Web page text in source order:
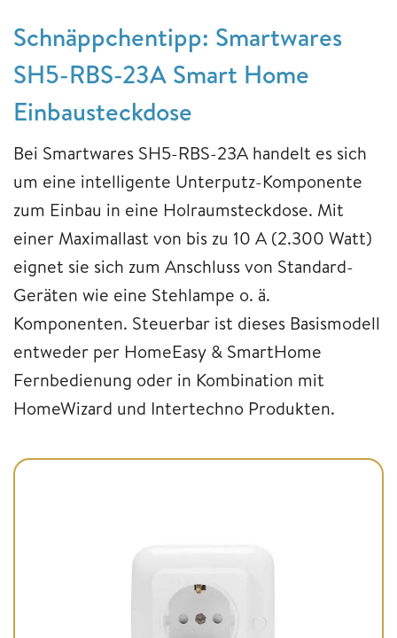
Schnäppchentipp: Smartwares
SH5-RBS-23A Smart Home
Einbausteckdose
Bei Smartwares SH5-RBS-23A handelt es sich
um eine intelligente Unterputz-Komponente
zum Einbau in eine Holraumsteckdose. Mit
einer Maximallast von bis zu 10 A (2.300 Watt)
eignet sie sich zum Anschluss von Standard-
Geräten wie eine Stehlampe o. ä.
Komponenten. Steuerbar ist dieses Basismodell
entweder per HomeEasy & SmartHome
Fernbedienung oder in Kombination mit
HomeWizard und Intertechno Produkten.